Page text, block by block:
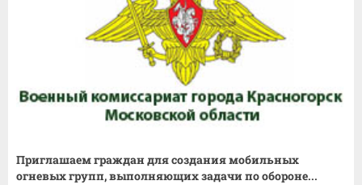
Приглашаем граждан для создания мобильных
огневых групп, выполняющих задачи по обороне...